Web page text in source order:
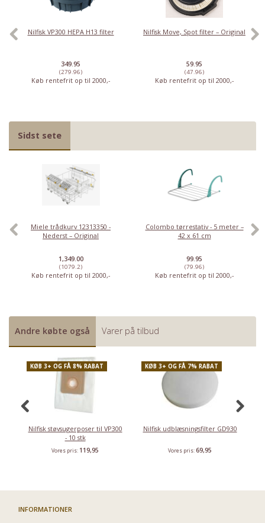
Nilfisk VP300 HEPA H13 filter
349.95
(279.96)
Køb rentefrit op til 2000,-
Nilfisk Move, Spot filter – Original
59.95
(47.96)
Køb rentefrit op til 2000,-
Sidst sete
Miele trådkurv 12313350 -
Nederst – Original
1,349.00
(1079.2)
Køb rentefrit op til 2000,-
Colombo tørrestativ - 5 meter –
42 x 61 cm
99.95
(79.96)
Køb rentefrit op til 2000,-
Andre købte også Varer på tilbud
KØB 3+ OG FÅ 8% RABAT
Nilfisk støvsugerposer til VP300
- 10 stk
Vores pris: 119,95
KØB 3+ OG FÅ 7% RABAT
Nilfisk udblæsningsfilter GD930
Vores pris:69,95
INFORMATIONER